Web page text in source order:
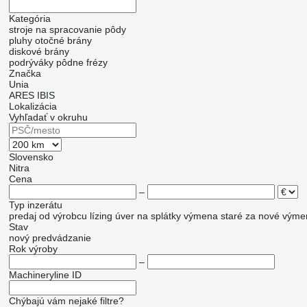
Kategória
stroje na spracovanie pôdy
pluhy otočné brány
diskové brány
podrýváky pôdne frézy
Značka
Unia
ARES IBIS
Lokalizácia
Vyhľadať v okruhu
Slovensko
Nitra
Cena
–
Typ inzerátu
predaj od výrobcu lízing úver na splátky výmena staré za nové
Stav
nový predvádzanie
Rok výroby
–
Machineryline ID
Chýbajú vám nejaké filtre?